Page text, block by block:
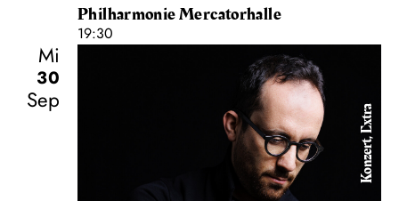
Philharmonie Mercatorhalle
19:30
Mi
30
Sep
Konzert, Extra